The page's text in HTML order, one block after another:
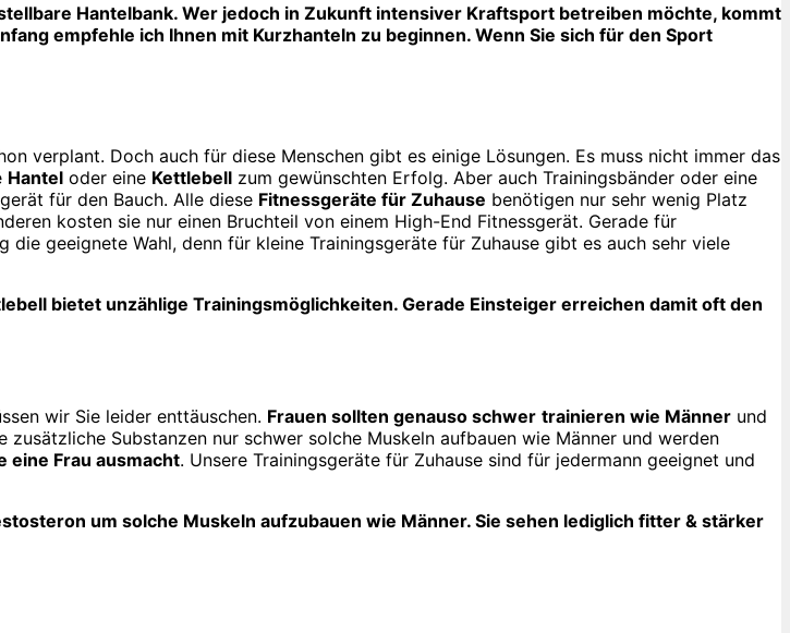
Hantelbank. Wer jedoch in Zukunft intensiver Kraftsport betreiben möchte, kommt
empfehle ich Ihnen mit Kurzhanteln zu beginnen. Wenn Sie sich für den Sport
verplant. Doch auch für diese Menschen gibt es einige Lösungen. Es muss nicht immer das
Hantel oder eine Kettlebell zum gewünschten Erfolg. Aber auch Trainingsbänder oder eine
für den Bauch. Alle diese Fitnessgeräte für Zuhause benötigen nur sehr wenig Platz
kosten sie nur einen Bruchteil von einem High-End Fitnessgerät. Gerade für
geeignete Wahl, denn für kleine Trainingsgeräte für Zuhause gibt es auch sehr viele
bietet unzählige Trainingsmöglichkeiten. Gerade Einsteiger erreichen damit oft den
wir Sie leider enttäuschen. Frauen sollten genauso schwer trainieren wie Männer und
Substanzen nur schwer solche Muskeln aufbauen wie Männer und werden
eine Frau ausmacht. Unsere Trainingsgeräte für Zuhause sind für jedermann geeignet und
um solche Muskeln aufzubauen wie Männer. Sie sehen lediglich fitter & stärker